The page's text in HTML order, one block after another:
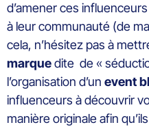
d’amener ces
à leur communauté (de
cela, n’hésitez pas à
marquedite de «
l’organisation d’un event
influenceurs à découvrir
manière originale afin